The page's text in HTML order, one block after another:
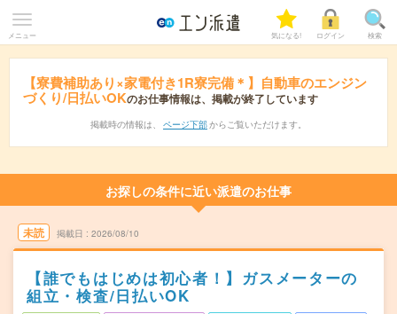
メニュー 気になる! ログイン 検索
【寮費補助あり×家電付き1R寮完備＊】自動車のエンジン
づくり/日払いOKのお仕事情報は、掲載が終了しています
掲載時の情報は、 ページ下部 からご覧いただけます。
お探しの条件に近い派遣のお仕事
未読 掲載日 2026/08/10
【誰でもはじめは初心者！】ガスメーターの
組立・検査/日払いOK